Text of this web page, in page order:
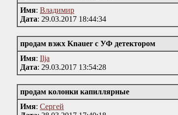
Имя: Владимир
Дата: 29.03.2017 18:44:34
продам вэжх Knauer с УФ детектором
Имя: Ilja
Дата: 29.03.2017 13:54:28
продам колонки капиллярные
Имя: Сергей